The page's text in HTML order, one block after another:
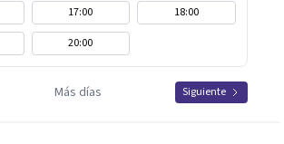
17:00
18:00
20:00
Más días Siguiente